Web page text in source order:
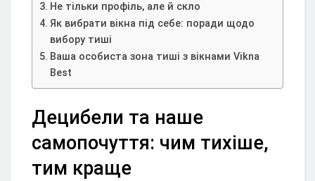
Не тільки профіль, але й скло
Як вибрати вікна під себе: поради щодо
вибору тиші
Ваша особиста зона тиші з вікнами Vikna
Best
Децибели та наше
самопочуття: чим тихіше,
тим краще